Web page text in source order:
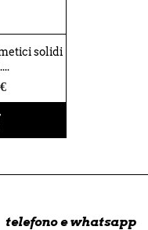
solidi
telefono e whatsapp